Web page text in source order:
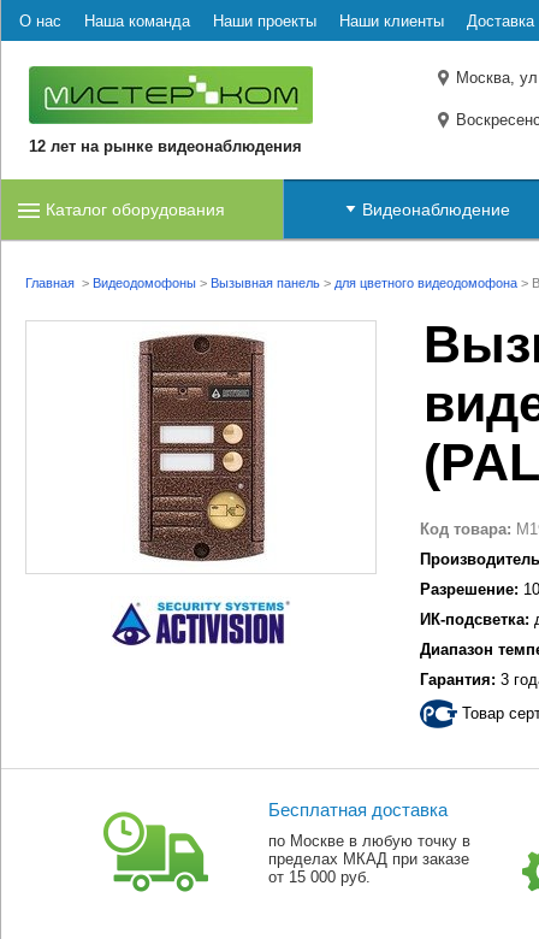
О нас Наша команда Наши проекты Наши клиенты Доставка
12 лет на рынке видеонаблюдения
Москва,
Каталог оборудования Видеонаблюдение
Главная > Видеодомофоны > Вызывная панель > для цветного видеодомофона >
Код товара:
Разрешение:
ИК-подсветка:
Диапазон
Гарантия: 3
Товар
Бесплатная доставка
по Москве в любую точку в
пределах МКАД при заказе
от 15 000 руб.